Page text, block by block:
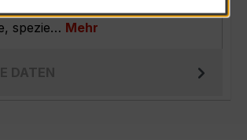
der bewährten
spezie… Mehr
DATEN